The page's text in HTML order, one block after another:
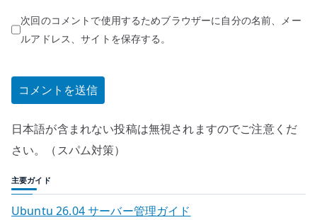
次回のコメントで使用するためブラウザーに自分の名前、メー
ルアドレス、サイトを保存する。
日本語が含まれない投稿は無視されますのでご注意くだ
さい。（スパム対策）
主要ガイド
Ubuntu 26.04 サーバー管理ガイド